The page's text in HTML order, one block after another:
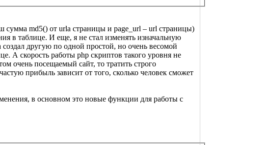
сумма md5() от urla страницы и page_url – url страницы)
в таблице. И еще, я не стал изменять изначальную
создал другую по одной простой, но очень весомой
А скорость работы php скриптов такого уровня не
очень посещаемый сайт, то тратить строго
прибыль зависит от того, сколько человек сможет
в основном это новые функции для работы с